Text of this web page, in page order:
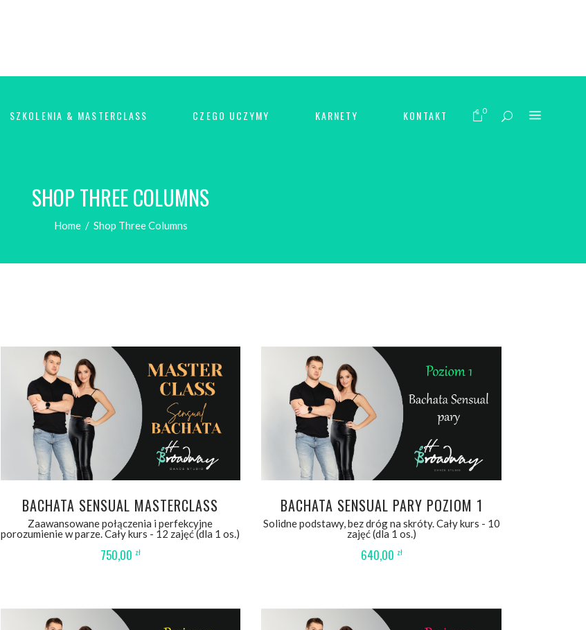
SZKOLENIA & MASTERCLASS CZEGO UCZYMY KARNETY KONTAKT 0
SHOP THREE COLUMNS
Home/ Shop Three Columns
DODAJ DO KOSZYKA
BACHATA SENSUAL MASTERCLASS
Zaawansowane połączenia i perfekcyjne
porozumienie w parze. Cały kurs - 12 zajęć (dla 1 os.)
750,00 zł
WYBIERZ OPCJE
BACHATA SENSUAL PARY POZIOM 1
Solidne podstawy, bez dróg na skróty. Cały kurs - 10
zajęć (dla 1 os.)
640,00 zł